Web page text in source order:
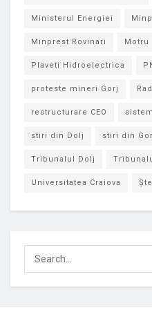
Ministerul Energiei
Minprest Rovinari Motru
Plaveti Hidroelectrica
proteste mineri Gorj
restructurare CEO
stiri din Dolj stiri din
Tribunalul Dolj
Universitatea Craiova